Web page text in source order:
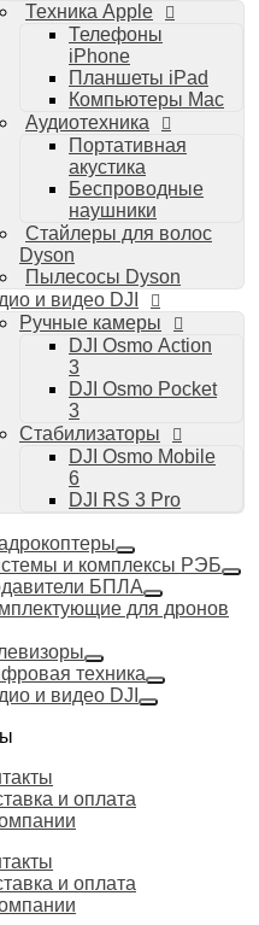
Техника Apple
Телефоны
iPhone
Планшеты iPad
Компьютеры Mac
Аудиотехника
Портативная
акустика
Беспроводные
наушники
Стайлеры для волос
Dyson
Пылесосы Dyson
и видео DJI
Ручные камеры
DJI Osmo Action
3
DJI Osmo Pocket
3
Стабилизаторы
DJI Osmo Mobile
6
DJI RS 3 Pro
и комплексы РЭБ
БПЛА
для дронов
техника
и видео DJI
и оплата
и оплата